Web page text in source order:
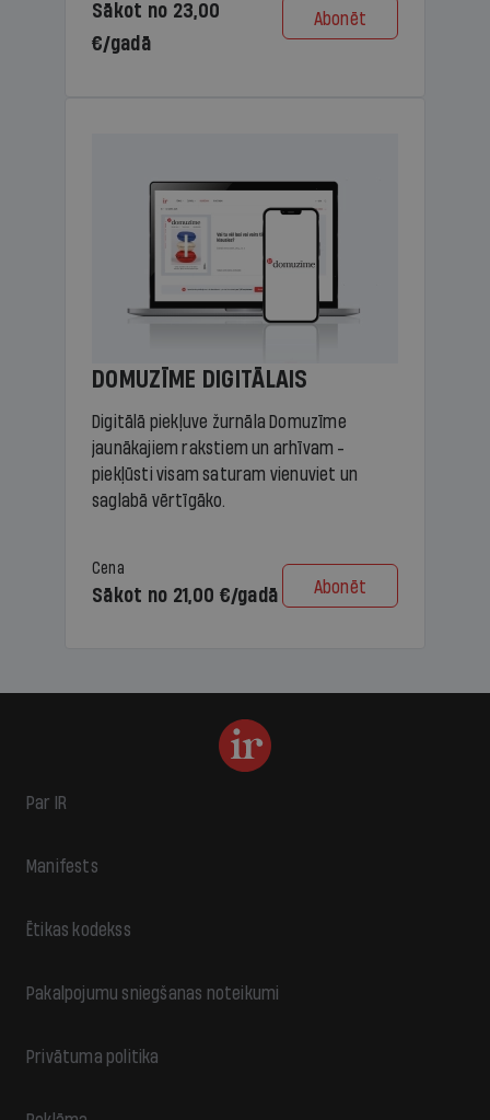
Sākot no 23,00
€/gadā
Abonēt
DOMUZĪME DIGITĀLAIS
Digitālā piekļuve žurnāla Domuzīme
jaunākajiem rakstiem un arhīvam -
piekļūsti visam saturam vienuviet un
saglabā vērtīgāko.
Cena
Sākot no 21,00 €/gadā Abonēt
Par IR
Manifests
Ētikas kodekss
Pakalpojumu sniegšanas noteikumi
Privātuma politika